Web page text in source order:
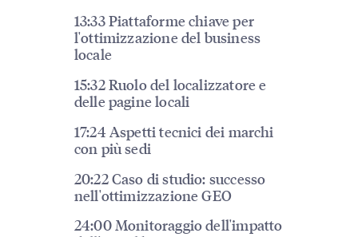
13:33 Piattaforme chiave per
l'ottimizzazione del business
locale
15:32 Ruolo del localizzatore e
delle pagine locali
17:24 Aspetti tecnici dei marchi
con più sedi
20:22 Caso di studio: successo
nell'ottimizzazione GEO
24:00 Monitoraggio dell'impatto